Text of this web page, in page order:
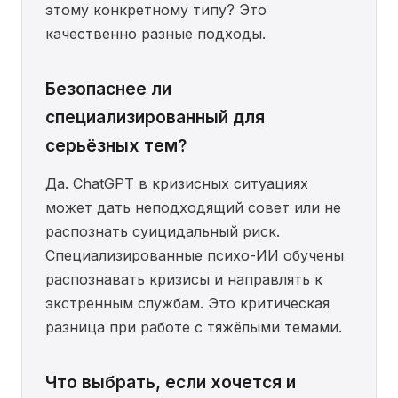
этому конкретному типу? Это
качественно разные подходы.
Безопаснее ли
специализированный для
серьёзных тем?
Да. ChatGPT в кризисных ситуациях
может дать неподходящий совет или не
распознать суицидальный риск.
Специализированные психо-ИИ обучены
распознавать кризисы и направлять к
экстренным службам. Это критическая
разница при работе с тяжёлыми темами.
Что выбрать, если хочется и